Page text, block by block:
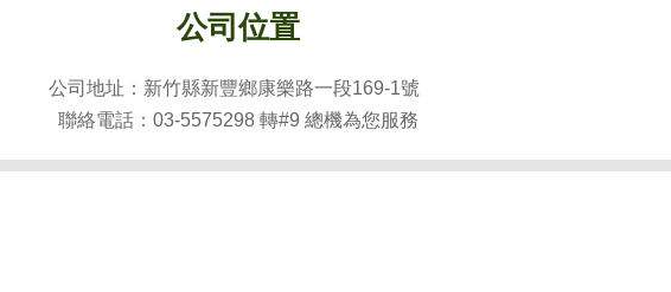
公司位置
公司地址：新竹縣新豐鄉康樂路一段169-1號
聯絡電話：03-5575298 轉#9 總機為您服務